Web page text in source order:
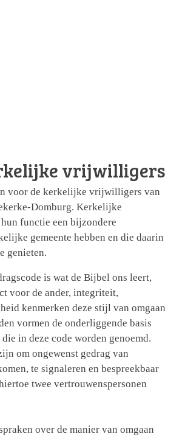
vrijwilligers
voor de kerkelijke vrijwilligers van
Domburg. Kerkelijke
functie een bijzondere
gemeente hebben en die daarin
genieten.
is wat de Bijbel ons leert,
voor de ander, integriteit,
kenmerken deze stijl van omgaan
vormen de onderliggende basis
in deze code worden genoemd.
om ongewenst gedrag van
te signaleren en bespreekbaar
twee vertrouwenspersonen
over de manier van omgaan